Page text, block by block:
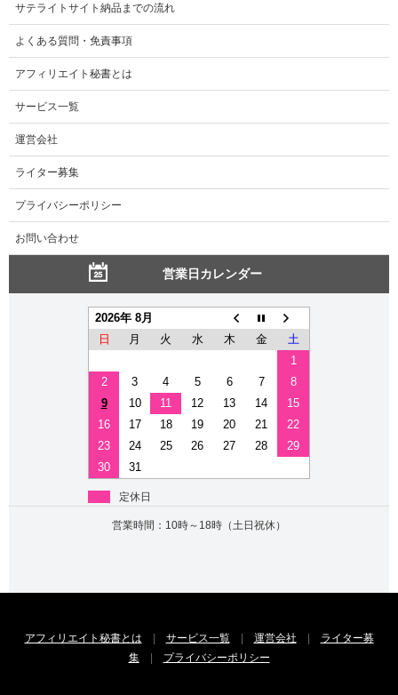
サテライトサイト納品までの流れ
よくある質問・免責事項
アフィリエイト秘書とは
サービス一覧
運営会社
ライター募集
プライバシーポリシー
お問い合わせ
営業日カレンダー
2026年 8月
日
月 火 水 木 金
土
1
2
3 4 5 6 7
8
9
10 11 12 13 14
15
16
17 18 19 20 21
22
23
24 25 26 27 28
29
30
31
定休日
営業時間：10時～18時（土日祝休）
アフィリエイト秘書とは | サービス一覧| 運営会社 |
ライター募
集| プライバシーポリシー